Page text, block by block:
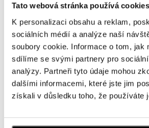
Tato webová stránka používá cookies
K personalizaci obsahu a reklam,
sociálních médií a analýze naší
soubory cookie. Informace o tom, jak
sdílíme se svými partnery pro
analýzy. Partneři tyto údaje mohou
dalšími informacemi, které jste jim
získali v důsledku toho, že používáte
ALOve OC Nový Smíchov,
Plzeňská 8, 150 00 Praha 5 - Anděl
tel.: +420736509250
dnes otevřeno od 09:00
ALOve OC Olympia, Brno
U Dálnice 777, 664 42 Brno
dnes otevřeno od 09:00